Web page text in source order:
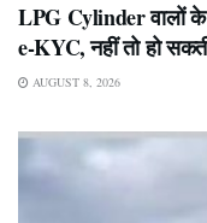
LPG Cylinder वालों
e-KYC, नहीं तो हो
AUGUST 8, 2026